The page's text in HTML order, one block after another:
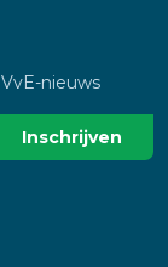
nieuws